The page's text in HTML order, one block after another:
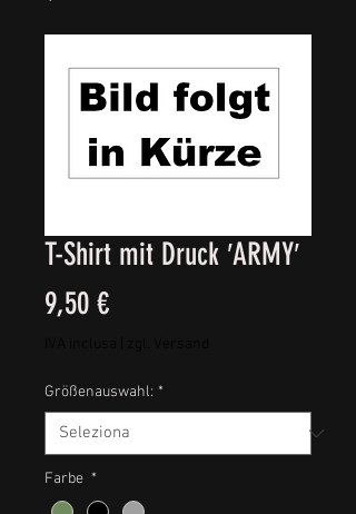
T-Shirt mit Druck ′ARMY′
9,50 €Prezzo
Größenauswahl: *
Farbe *